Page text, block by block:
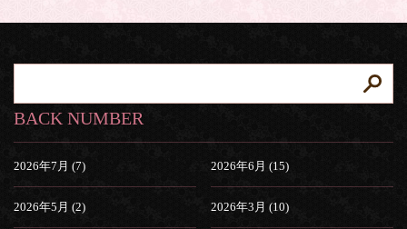
BACK NUMBER
2026年7月 (7) 2026年6月 (15)
2026年5月 (2) 2026年3月 (10)